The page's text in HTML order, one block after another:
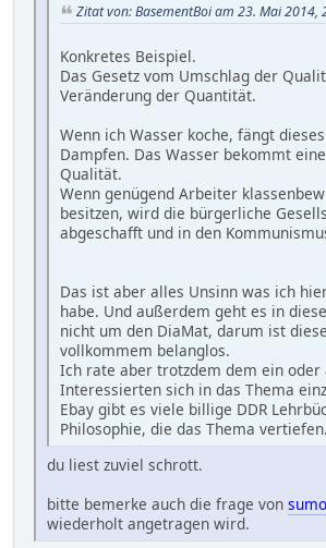
Zitat von: BasementBoi am 23. Mai 2014,
Konkretes Beispiel.
Das Gesetz vom Umschlag der
Veränderung der Quantität.
Wenn ich Wasser koche, fängt
Dampfen. Das Wasser bekommt
Qualität.
Wenn genügend Arbeiter
besitzen, wird die bürgerliche
abgeschafft und in den
Das ist aber alles Unsinn was ich
habe. Und außerdem geht es in
nicht um den DiaMat, darum ist
vollkommem belanglos.
Ich rate aber trotzdem dem ein oder
Interessierten sich in das Thema
Ebay gibt es viele billige DDR
Philosophie, die das Thema vertiefen.
du liest zuviel schrott.
bitte bemerke auch die frage von sumo
wiederholt angetragen wird.